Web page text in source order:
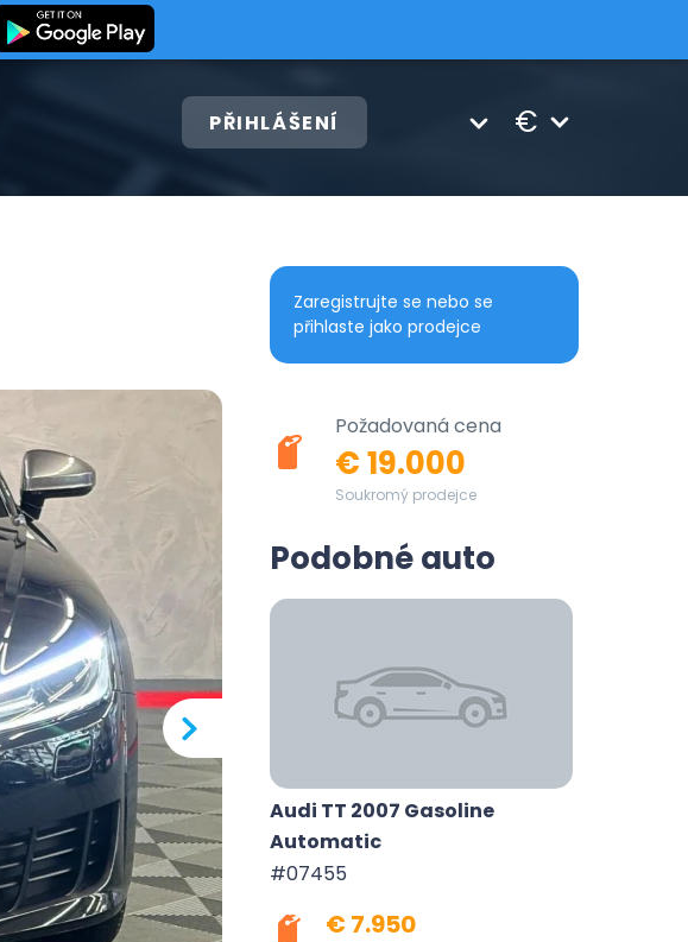
PŘIHLÁŠENÍ €
Zaregistrujte se nebo se
přihlaste jako prodejce
Požadovaná cena
€ 19.000
Soukromý prodejce
Podobné auto
Audi TT 2007 Gasoline
Automatic
#07455
€ 7.950